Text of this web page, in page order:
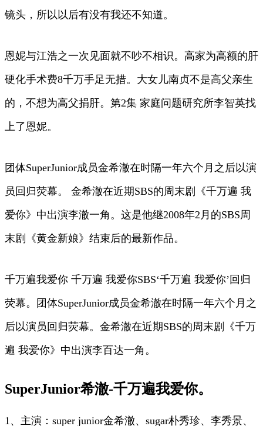
镜头，所以以后有没有我还不知道。
恩妮与江浩之一次见面就不吵不相识。高家为高额的肝
硬化手术费8千万手足无措。大女儿南贞不是高父亲生
的，不想为高父捐肝。第2集 家庭问题研究所李智英找
上了恩妮。
团体SuperJunior成员金希澈在时隔一年六个月之后以演
员回归荧幕。 金希澈在近期SBS的周末剧《千万遍 我
爱你》中出演李澈一角。这是他继2008年2月的SBS周
末剧《黄金新娘》结束后的最新作品。
千万遍我爱你 千万遍 我爱你SBS‘千万遍 我爱你’回归
荧幕。团体SuperJunior成员金希澈在时隔一年六个月之
后以演员回归荧幕。金希澈在近期SBS的周末剧《千万
遍 我爱你》中出演李百达一角。
SuperJunior希澈-千万遍我爱你。
1、主演：super junior金希澈、sugar朴秀珍、李秀景、